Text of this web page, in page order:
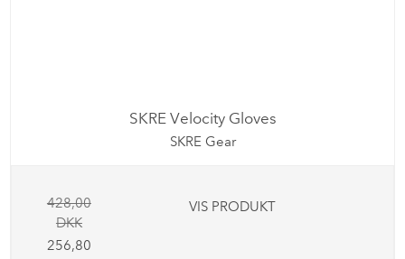
SKRE Velocity Gloves
SKRE Gear
428,00
DKK
256,80
VIS PRODUKT